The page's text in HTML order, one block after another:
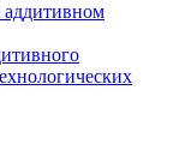
аддитивном